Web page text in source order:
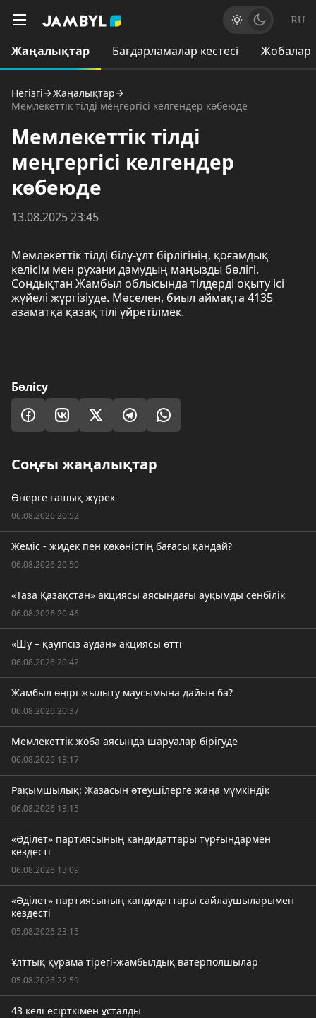
RU
Жаңалықтар Бағдарламалар кестесі Жобалар
Негізгі
Жаңалықтар
Мемлекеттік тілді меңгергісі келгендер көбеюде
Мемлекеттік тілді
меңгергісі келгендер
көбеюде
13.08.2025 23:45
Мемлекеттік тілді білу-ұлт бірлігінің, қоғамдық
келісім мен рухани дамудың маңызды бөлігі.
Сондықтан Жамбыл облысында тілдерді оқыту ісі
жүйелі жүргізіуде. Мәселен, биыл аймақта 4135
азаматқа қазақ тілі үйретілмек.
Бөлісу
Соңғы жаңалықтар
Өнерге ғашық жүрек
06.08.2026 20:52
Жеміс - жидек пен көкөністің бағасы қандай?
06.08.2026 20:50
«Таза Қазақстан» акциясы аясындағы ауқымды сенбілік
06.08.2026 20:46
«Шу – қауіпсіз аудан» акциясы өтті
06.08.2026 20:42
Жамбыл өңірі жылыту маусымына дайын ба?
06.08.2026 20:37
Мемлекеттік жоба аясында шаруалар бірігуде
06.08.2026 13:17
Рақымшылық: Жазасын өтеушілерге жаңа мүмкіндік
06.08.2026 13:15
«Әділет» партиясының кандидаттары тұрғындармен
кездесті
06.08.2026 13:09
«Әділет» партиясының кандидаттары сайлаушыларымен
кездесті
05.08.2026 23:15
Ұлттық құрама тірегі-жамбылдық ватерполшылар
05.08.2026 22:59
43 келі есірткімен ұсталды